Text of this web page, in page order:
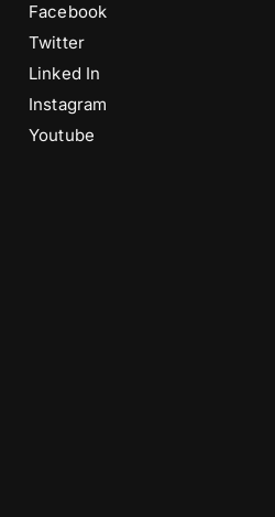
Facebook
Twitter
Linked In
Instagram
Youtube